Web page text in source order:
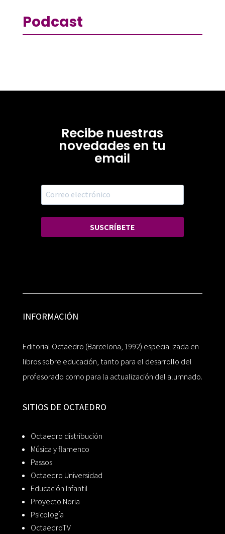
Podcast
Recibe nuestras
novedades en tu
email
SUSCRÍBETE
INFORMACIÓN
Editorial Octaedro (Barcelona, 1992) especializada en
libros sobre educación, tanto para el desarrollo del
profesorado como para la actualización del alumnado.
SITIOS DE OCTAEDRO
Octaedro distribución
Música y flamenco
Passos
Octaedro Universidad
Educación Infantil
Proyecto Noria
Psicología
OctaedroTV